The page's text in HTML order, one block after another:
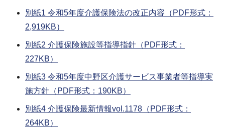
別紙1 令和5年度介護保険法の改正内容（PDF形式：
2,919KB）
別紙2 介護保険施設等指導指針（PDF形式：
227KB）
別紙3 令和5年度中野区介護サービス事業者等指導実
施方針（PDF形式：190KB）
別紙4 介護保険最新情報vol.1178（PDF形式：
264KB）